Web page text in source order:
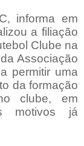
informa em
a filiação
Clube na
Associação
permitir uma
da formação
clube, em
motivos já